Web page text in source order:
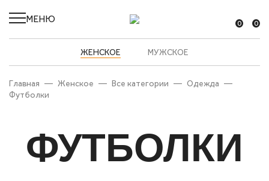
МЕНЮ 0 0
ЖЕНСКОЕ МУЖСКОЕ
Главная — Женское — Все категории — Одежда —
Футболки
ФУТБОЛКИ